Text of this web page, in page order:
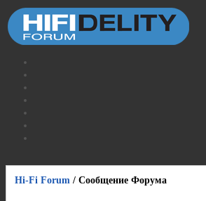
Hi-Fi Forum / Сообщение Форума